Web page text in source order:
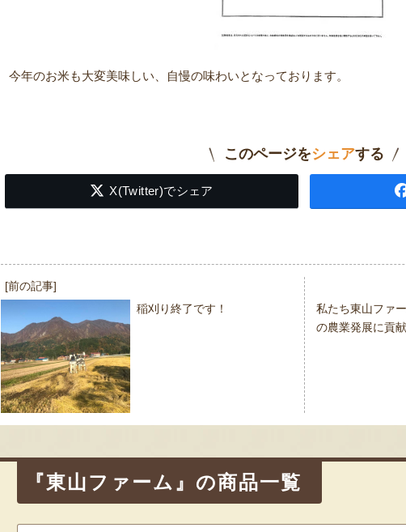
今年のお米も大変美味しい、自慢の味わいとなっております。
このページをシェアする
X(Twitter)でシェア
投
ビ
ゲ
ー
シ
ョ
[前の記事]
稲刈り終了です！
私たち東山ファ
の農業発展に貢
『東山ファーム』の商品一覧